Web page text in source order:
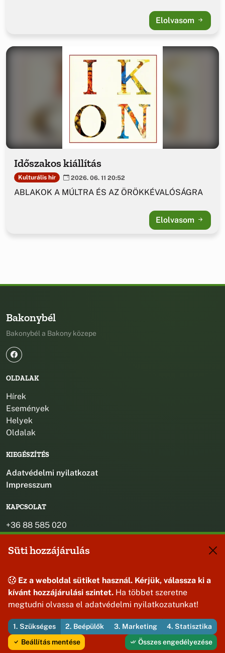
Elolvasom
Időszakos kiállítás
Kulturális hír 2026. 06. 11 20:52
ABLAKOK A MÚLTRA ÉS AZ ÖRÖKKÉVALÓSÁGRA
Elolvasom
Bakonybél
Bakonybél a Bakony közepe
OLDALAK
Hírek
Események
Helyek
Oldalak
KIEGÉSZÍTÉS
Adatvédelmi nyilatkozat
Impresszum
KAPCSOLAT
+36 88 585 020
+36 30 442 8024
titkarsag@bakonybel.hu
8427 Bakonybél, Pápai u. 7.
© 2026 Bakonybél Község Önkormányzata — Minden jog
fenntartva
Süti hozzájárulás
Ez a weboldal sütiket használ. Kérjük, válassza ki a
kívánt hozzájárulási szintet. Ha többet szeretne
megtudni olvassa el adatvédelmi nyilatkozatunkat!
1. Szükséges 2. Beépülők 3. Marketing
4. Statisztika
Beállítás mentése
Összes engedélyezése